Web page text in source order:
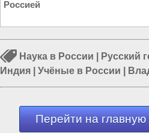
Россией
Наука в России Русский
Индия
Учёные в России
советы
Перейти на главную